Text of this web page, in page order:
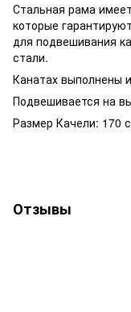
Стальная рама
которые
для подвешивания
стали.
Канатах выполнены
Подвешивается на
Размер Качели: 170
Отзывы